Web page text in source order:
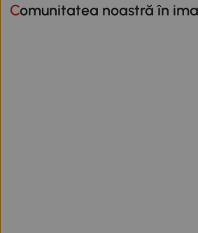
Comunitatea noastră în